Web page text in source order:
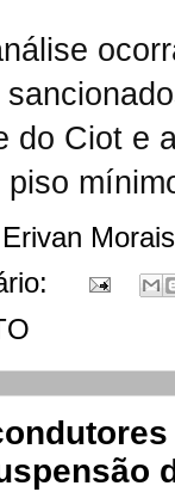
do Ciot e
Erivan Morais